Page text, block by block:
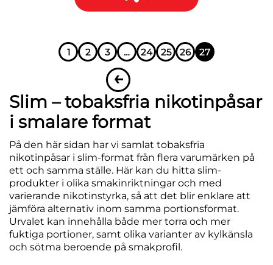
←
1 2 3 … 24 25 26 27
Slim – tobaksfria nikotinpåsar
i smalare format
På den här sidan har vi samlat tobaksfria
nikotinpåsar i slim-format från flera varumärken på
ett och samma ställe. Här kan du hitta slim-
produkter i olika smakinriktningar och med
varierande nikotinstyrka, så att det blir enklare att
jämföra alternativ inom samma portionsformat.
Urvalet kan innehålla både mer torra och mer
fuktiga portioner, samt olika varianter av kylkänsla
och sötma beroende på smakprofil.